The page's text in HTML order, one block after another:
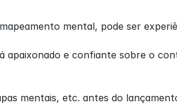
mental, pode ser
e confiante sobre o
mentais, etc. antes do